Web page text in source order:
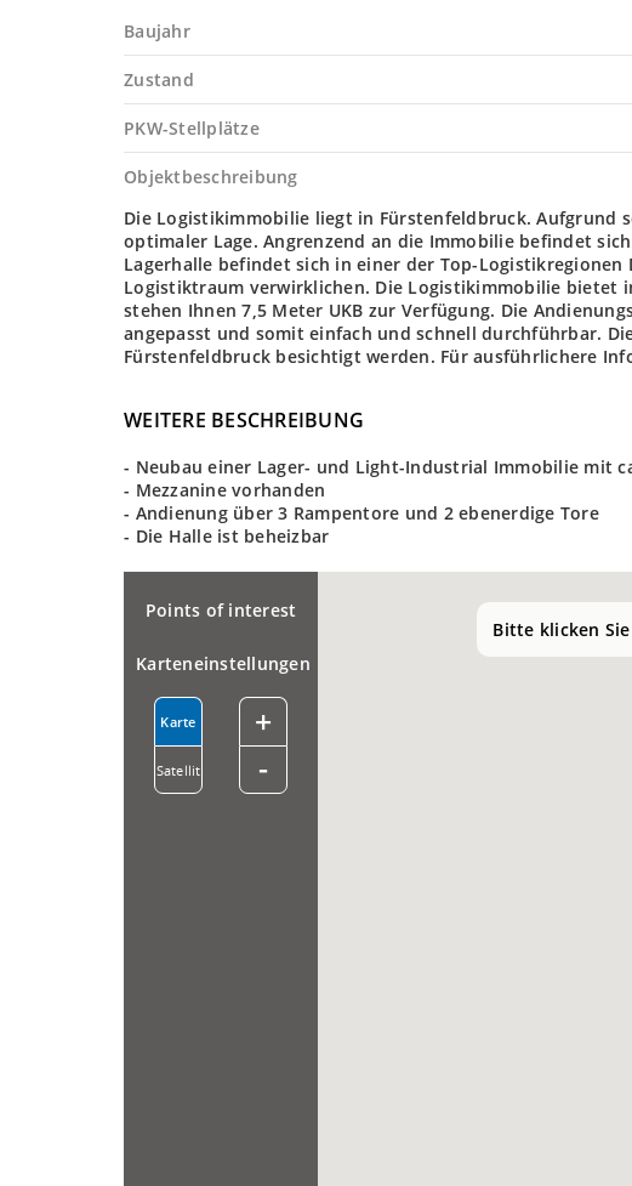
Baujahr
Zustand
PKW-Stellplätze
Objektbeschreibung
Die Logistikimmobilie liegt in Fürstenfeldbruck. Aufgrund
optimaler Lage. Angrenzend an die Immobilie befindet
Lagerhalle befindet sich in einer der Top-Logistikregionen
Logistiktraum verwirklichen. Die Logistikimmobilie bietet
stehen Ihnen 7,5 Meter UKB zur Verfügung. Die
angepasst und somit einfach und schnell durchführbar.
Fürstenfeldbruck besichtigt werden. Für ausführlichere
WEITERE BESCHREIBUNG
- Neubau einer Lager- und Light-Industrial Immobilie mit
- Mezzanine vorhanden
- Andienung über 3 Rampentore und 2 ebenerdige Tore
- Die Halle ist beheizbar
Bitte klicken
Points of interest
Karteneinstellungen
Karte
Satellit
+
-